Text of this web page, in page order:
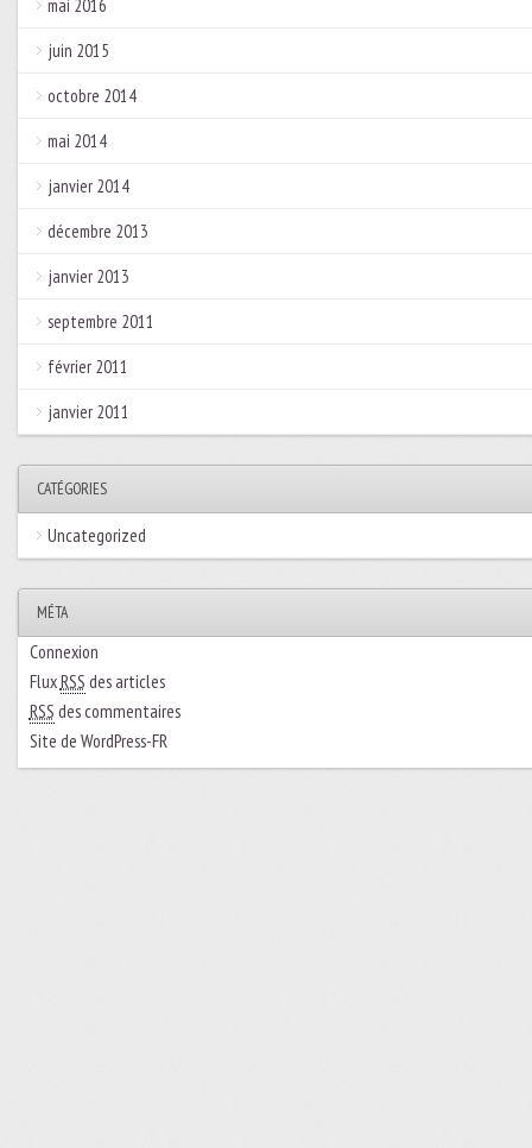
mai 2016
juin 2015
octobre 2014
mai 2014
janvier 2014
décembre 2013
janvier 2013
septembre 2011
février 2011
janvier 2011
CATÉGORIES
Uncategorized
MÉTA
Connexion
FluxRSS des articles
RSS des commentaires
Site de WordPress-FR